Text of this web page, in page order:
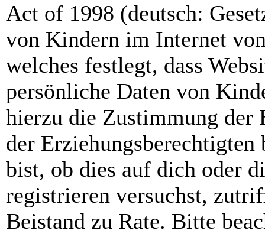
Act of 1998 (deutsch:
von Kindern im Internet
welches festlegt, dass
persönliche Daten von
hierzu die Zustimmung der
der
bist, ob dies auf dich oder
registrieren versuchst,
Beistand zu Rate. Bitte